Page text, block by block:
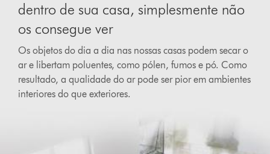
dentro de sua casa, simplesmente não
os consegue ver
Os objetos do dia a dia nas nossas casas podem secar o
ar e libertam poluentes, como pólen, fumos e pó. Como
resultado, a qualidade do ar pode ser pior em ambientes
interiores do que exteriores.